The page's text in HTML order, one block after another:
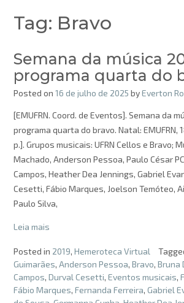
Tag: Bravo
Semana da música
programa quarta do
Posted on 16 de julho de 2025 byEverton
[EMUFRN. Coord. de Eventos]. Semana da
programa quarta do bravo. Natal: EMUFRN,
p.]. Grupos musicais: UFRN Cellos e Bravo;
Machado, Anderson Pessoa, Paulo César
Campos, Heather Dea Jennings, Gabriel
Cesetti, Fábio Marques, Joelson Temóteo,
Paulo Silva,
Leia mais
Posted in 2019, Hemeroteca Virtual
Guimarães, Anderson Pessoa, Bravo, Bruna
Campos, Durval Cesetti, Eventos musicais,
Fábio Marques, Fernanda Ferreira, Gabriel